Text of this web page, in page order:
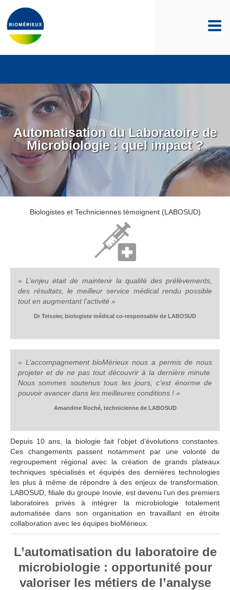
au
contenu
principal
Automatisation du Laboratoire de
Microbiologie : quel impact ?
Biologistes et Techniciennes témoignent (LABOSUD)
« L’enjeu était de maintenir la qualité des prélèvements,
des résultats, le meilleur service médical rendu possible
tout en augmentant l’activité »
Dr Teissier, biologiste médical co-responsable de LABOSUD
« L’accompagnement bioMérieux nous a permis de nous
projeter et de ne pas tout découvrir à la dernière minute.
Nous sommes soutenus tous les jours, c’est énorme de
pouvoir avancer dans les meilleures conditions ! »
Amandine Roché, technicienne de LABOSUD
Depuis 10 ans, la biologie fait l’objet d’évolutions constantes.
Ces changements passent notamment par une volonté de
regroupement régional avec la création de grands plateaux
techniques spécialisés et équipés des dernières technologies
les plus à même de répondre à des enjeux de transformation.
LABOSUD, filiale du groupe Inovie, est devenu l’un des premiers
laboratoires privés à intégrer la microbiologie totalement
automatisée dans son organisation en travaillant en étroite
collaboration avec les équipes bioMérieux.
L’automatisation du laboratoire de
microbiologie : opportunité pour
valoriser les métiers de l’analyse